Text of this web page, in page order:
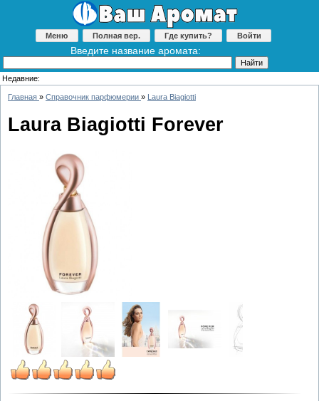
Меню Полная вер. Где купить? Войти
Введите название аромата:
Недавние:
Главная » Справочник парфюмерии » Laura Biagiotti
Laura Biagiotti Forever